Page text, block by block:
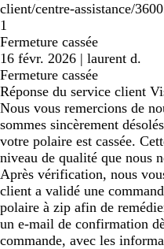
client/centre-assistance/
1
Fermeture cassée
16 févr. 2026 | laurent d.
Fermeture cassée
Réponse du service client
Nous vous remercions de
sommes sincèrement
votre polaire est cassée.
niveau de qualité que nous
Après vérification, nous
client a validé une
polaire à zip afin de
un e-mail de confirmation
commande, avec les